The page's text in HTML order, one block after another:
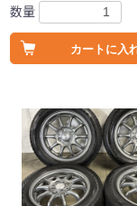
数量
カートに入